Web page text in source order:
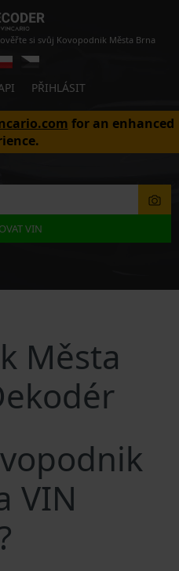
si svůj Kovopodnik Města Brna
PŘIHLÁSIT
for an enhanced
VIN
Města
VIN